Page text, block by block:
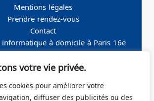
votre vie privée.
cookies pour améliorer votre
diffuser des publicités ou des
Mentions légales
Prendre rendez-vous
Contact
informatique à domicile à Paris 16e